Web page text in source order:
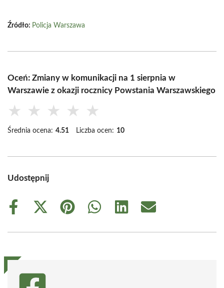
Źródło: Policja Warszawa
Oceń: Zmiany w komunikacji na 1 sierpnia w
Warszawie z okazji rocznicy Powstania Warszawskiego
★ ★ ★ ★ ★
Średnia ocena: 4.51 Liczba ocen: 10
Udostępnij
Share
Share
(Twitter)
Share
Share
Share
Share